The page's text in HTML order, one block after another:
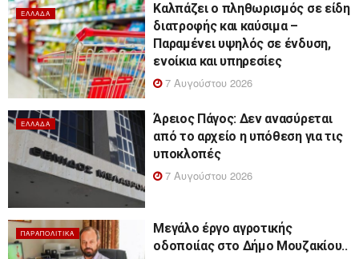
ΕΛΛΆΔΑ
Καλπάζει ο πληθωρισμός σε είδη
διατροφής και καύσιμα –
Παραμένει υψηλός σε ένδυση,
ενοίκια και υπηρεσίες
7 Αυγούστου 2026
ΕΛΛΆΔΑ
Άρειος Πάγος: Δεν ανασύρεται
από το αρχείο η υπόθεση για τις
υποκλοπές
7 Αυγούστου 2026
ΠΑΡΑΠΟΛΙΤΙΚΆ
Μεγάλο έργο αγροτικής
οδοποιίας στο Δήμο Μουζακίου..